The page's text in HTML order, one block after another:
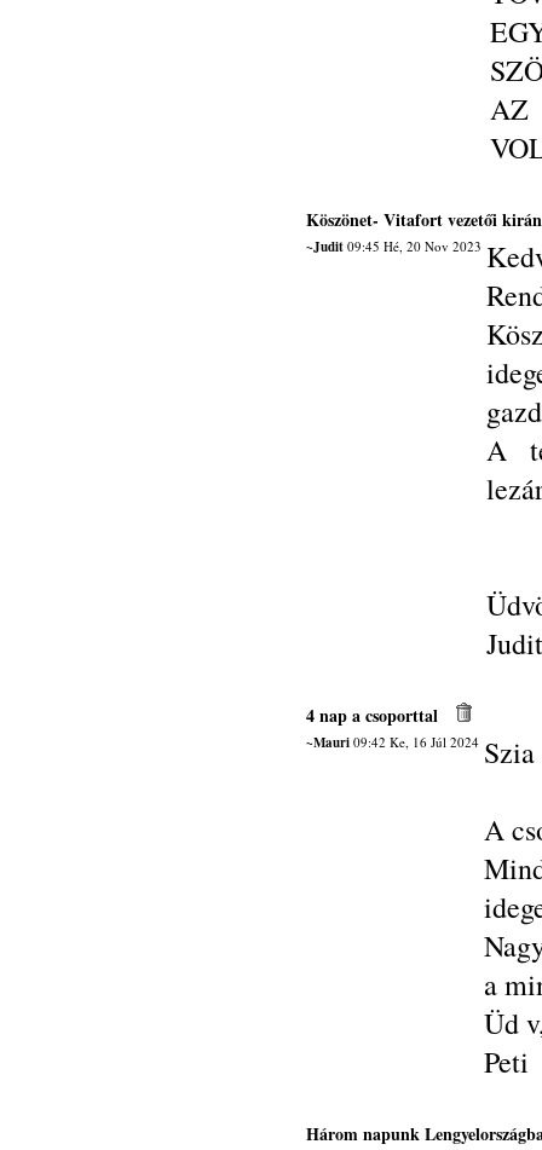
AZ
Köszönet- Vitafort vezetői
~Judit09:45 Hé, 20 Nov 2023
A
Judit
4 nap a csoporttal
~Mauri09:42 Ke, 16 Júl 2024
A
a
Üd
Peti
Három napunk